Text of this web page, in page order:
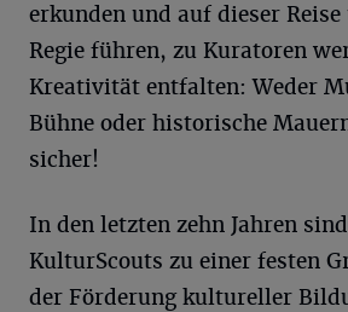
erkunden und auf dieser
Regie führen, zu Kuratoren
Kreativität entfalten: Weder
Bühne oder historische
sicher!
In den letzten zehn Jahren
KulturScouts zu einer festen
der Förderung kultureller